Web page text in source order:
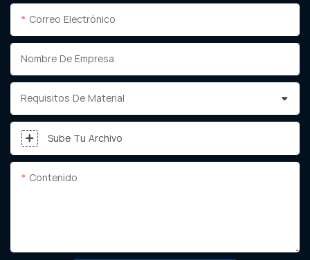
Correo Electrónico
Nombre De Empresa
Requisitos De Material
Sube Tu Archivo
Contenido